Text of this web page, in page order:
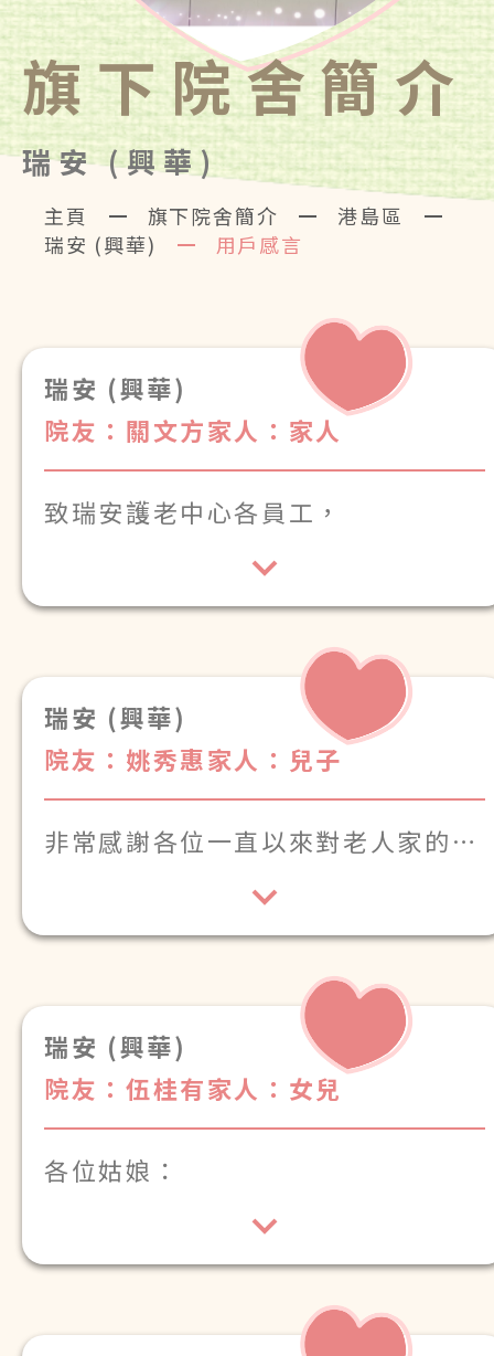
旗下院舍簡介
瑞安 (興華)
主頁 旗下院舍簡介
港島區
瑞安 (興華)
用戶感言
瑞安 (興華)
院友：關文方家人：家人
致瑞安護老中心各員工，
感謝你們的悉心照顧，祝大家身體健
康。
瑞安 (興華)
院友：姚秀惠家人：兒子
非常感謝各位一直以來對老人家的悉
心照顧，耐心關懷。
你們用心盡責，溫柔體貼，讓長者住
得安心舒心，我們家屬十分放心。
由衷感謝大家的辛勤付出。
瑞安 (興華)
院友：伍桂有家人：女兒
各位姑娘：
多謝多年一直照顧伍桂有，衷心感
謝！